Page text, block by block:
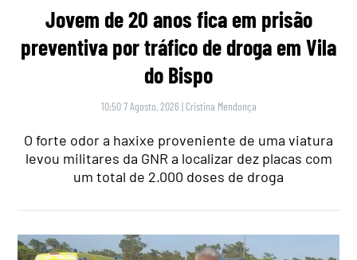
Jovem de 20 anos fica em prisão
preventiva por tráfico de droga em Vila
do Bispo
10:50 7 Agosto, 2026 | Cristina Mendonça
O forte odor a haxixe proveniente de uma viatura
levou militares da GNR a localizar dez placas com
um total de 2.000 doses de droga